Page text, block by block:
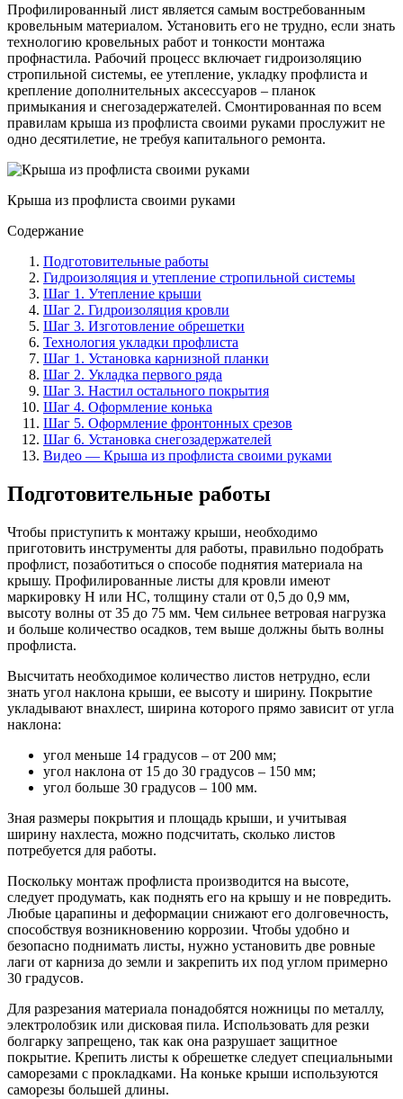
Профилированный лист является самым востребованным
кровельным материалом. Установить его не трудно, если знать
технологию кровельных работ и тонкости монтажа
профнастила. Рабочий процесс включает гидроизоляцию
стропильной системы, ее утепление, укладку профлиста и
крепление дополнительных аксессуаров – планок
примыкания и снегозадержателей. Смонтированная по всем
правилам крыша из профлиста своими руками прослужит не
одно десятилетие, не требуя капитального ремонта.
Крыша из профлиста своими руками
Содержание
Подготовительные работы
Гидроизоляция и утепление стропильной системы
Шаг 1. Утепление крыши
Шаг 2. Гидроизоляция кровли
Шаг 3. Изготовление обрешетки
Технология укладки профлиста
Шаг 1. Установка карнизной планки
Шаг 2. Укладка первого ряда
Шаг 3. Настил остального покрытия
Шаг 4. Оформление конька
Шаг 5. Оформление фронтонных срезов
Шаг 6. Установка снегозадержателей
Видео — Крыша из профлиста своими руками
Подготовительные работы
Чтобы приступить к монтажу крыши, необходимо
приготовить инструменты для работы, правильно подобрать
профлист, позаботиться о способе поднятия материала на
крышу. Профилированные листы для кровли имеют
маркировку Н или НС, толщину стали от 0,5 до 0,9 мм,
высоту волны от 35 до 75 мм. Чем сильнее ветровая нагрузка
и больше количество осадков, тем выше должны быть волны
профлиста.
Высчитать необходимое количество листов нетрудно, если
знать угол наклона крыши, ее высоту и ширину. Покрытие
укладывают внахлест, ширина которого прямо зависит от угла
наклона:
угол меньше 14 градусов – от 200 мм;
угол наклона от 15 до 30 градусов – 150 мм;
угол больше 30 градусов – 100 мм.
Зная размеры покрытия и площадь крыши, и учитывая
ширину нахлеста, можно подсчитать, сколько листов
потребуется для работы.
Поскольку монтаж профлиста производится на высоте,
следует продумать, как поднять его на крышу и не повредить.
Любые царапины и деформации снижают его долговечность,
способствуя возникновению коррозии. Чтобы удобно и
безопасно поднимать листы, нужно установить две ровные
лаги от карниза до земли и закрепить их под углом примерно
30 градусов.
Для разрезания материала понадобятся ножницы по металлу,
электролобзик или дисковая пила. Использовать для резки
болгарку запрещено, так как она разрушает защитное
покрытие. Крепить листы к обрешетке следует специальными
саморезами с прокладками. На коньке крыши используются
саморезы большей длины.